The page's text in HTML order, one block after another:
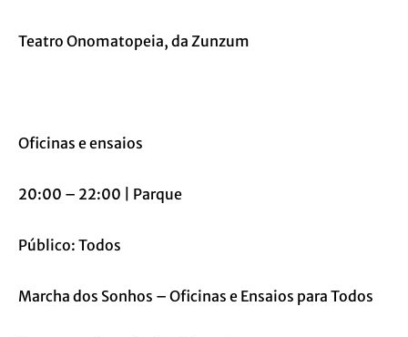
Teatro Onomatopeia, da Zunzum
Oficinas e ensaios
20:00 – 22:00 | Parque
Público: Todos
Marcha dos Sonhos – Oficinas e Ensaios para Todos